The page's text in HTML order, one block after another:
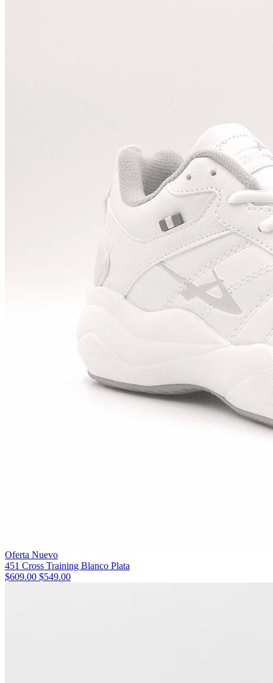
Oferta Nuevo
451 Cross Training Blanco Plata
$609.00 $549.00